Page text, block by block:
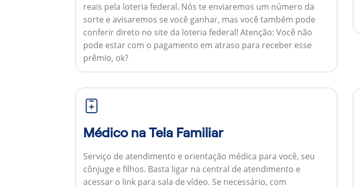
reais pela loteria federal. Nós te enviaremos um número da
sorte e avisaremos se você ganhar, mas você também pode
conferir direto no site da loteria federal!Atenção: Você não
pode estar com o pagamento em atraso para receber esse
prêmio, ok?
Médico na Tela Familiar
Serviço de atendimento e orientação médica para você, seu
cônjuge e filhos. Basta ligar na central de atendimento e
acessar o link para sala de vídeo. Se necessário, com